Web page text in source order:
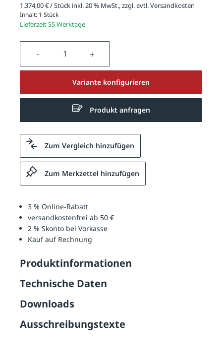
1.374,00 € / Stück inkl. 20 % MwSt., zzgl. evtl.Versandkosten
Inhalt: 1 Stück
Lieferzeit 55 Werktage
Produkt Anzahl: Gib den
Variante konfigurieren
Produkt anfragen
Zum Vergleich hinzufügen
Zum Merkzettel hinzufügen
3 % Online-Rabatt
versandkostenfrei ab 50 €
2 % Skonto bei Vorkasse
Kauf auf Rechnung
Produktinformationen
Technische Daten
Downloads
Ausschreibungstexte